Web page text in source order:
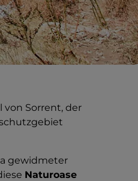
von Sorrent, der
gewidmeter
Naturoase